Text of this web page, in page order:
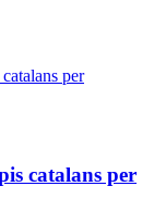
catalans per